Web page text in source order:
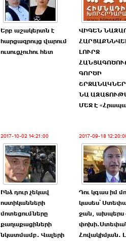
Երբ աշակերտն է
հարցազրույց վարում
ուսուցչուհու հետ
ՎԻԳԵՆ
ԼՈՒՐՋ
ԳՈՐԾԻ
ՆԱ
ՄԵՋ Է
2017-10-02 14:21:00
Ինձ դուր չեկավ
ոստիկանների
մոտեցումները
քաղաքացիների
նկատմամբ. Վալերի
2017-09-18
Դու կգաս իմ
կասես՝
ջան, ախպերս
Հովակիմյան.